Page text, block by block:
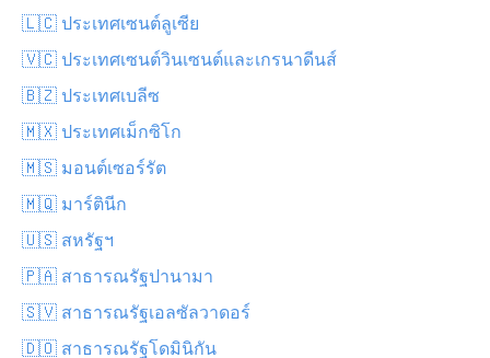
🇱🇨 ประเทศเซนต์ลูเซีย
🇻🇨 ประเทศเซนต์วินเซนต์และเกรนาดีนส์
🇧🇿 ประเทศเบลีซ
🇲🇽 ประเทศเม็กซิโก
🇲🇸 มอนต์เซอร์รัต
🇲🇶 มาร์ตินีก
🇺🇸 สหรัฐฯ
🇵🇦 สาธารณรัฐปานามา
🇸🇻 สาธารณรัฐเอลซัลวาดอร์
🇩🇴 สาธารณรัฐโดมินิกัน